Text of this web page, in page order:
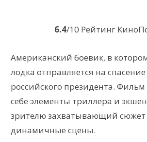
6.4/10 Рейтинг
Американский боевик, в
лодка отправляется на
российского президента. Фильм
себе элементы триллера и
зрителю захватывающий сюжет
динамичные сцены.